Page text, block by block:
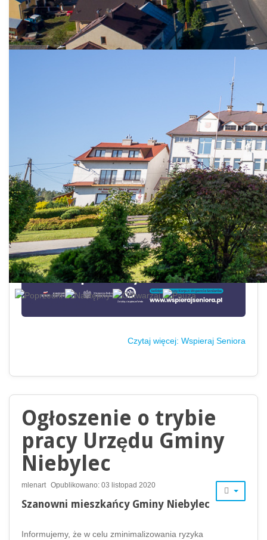
Czytaj więcej: Wspieraj Seniora
Ogłoszenie o trybie
pracy Urzędu Gminy
Niebylec
mlenart Opublikowano: 03 listopad 2020
Szanowni mieszkańcy Gminy Niebylec
Informujemy, że w celu zminimalizowania ryzyka